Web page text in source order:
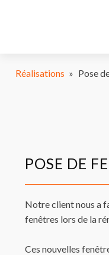
Réalisations » Pose
POSE DE
Notre client nous a
fenêtres lors de la
Ces nouvelles